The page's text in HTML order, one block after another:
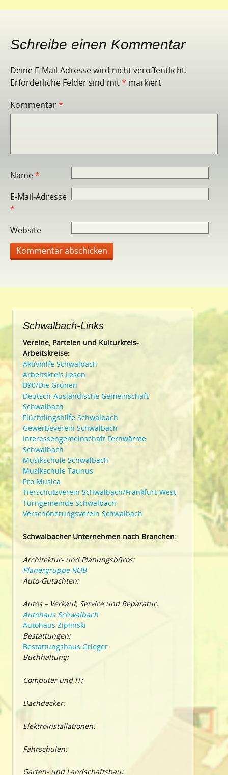
Schreibe einen Kommentar
Deine E-Mail-Adresse wird nicht veröffentlicht.
Erforderliche Felder sind mit* markiert
Kommentar*
Name*
E-Mail-Adresse
*
Website
Schwalbach-Links
Vereine, Parteien und Kulturkreis-
Arbeitskreise:
Aktivhilfe Schwalbach
Arbeitskreis Lesen
B90/Die Grünen
Deutsch-Ausländische Gemeinschaft
Schwalbach
Flüchtlingshilfe Schwalbach
Gewerbeverein Schwalbach
Interessengemeinschaft Fernwärme
Schwalbach
Musikschule Schwalbach
Musikschule Taunus
Pro Musica
Tierschutzverein Schwalbach/Frankfurt-West
Turngemeinde Schwalbach
Verschönerungsverein Schwalbach
Schwalbacher Unternehmen nach Branchen:
Architektur- und Planungsbüros:
Planergruppe ROB
Auto-Gutachten:
Autos – Verkauf, Service und Reparatur:
Autohaus Schwalbach
Autohaus Ziplinski
Bestattungen:
Bestattungshaus Grieger
Buchhaltung:
Computer und IT:
Dachdecker:
Elektroinstallationen:
Fahrschulen:
Garten- und Landschaftsbau: